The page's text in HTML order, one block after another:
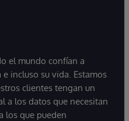
el mundo confían a
incluso su vida. Estamos
clientes tengan un
a los datos que necesitan
los que pueden